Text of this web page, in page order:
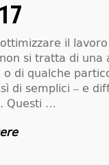
il
si tratta di una
di qualche
di semplici – e
Questi …